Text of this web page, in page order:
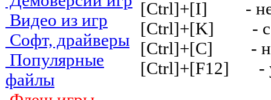
Видео из игр
Софт, драйверы
Популярные
файлы
[Ctrl]+[I] -
[Ctrl]+[K] -
[Ctrl]+[C] -
[Ctrl]+[F12] -